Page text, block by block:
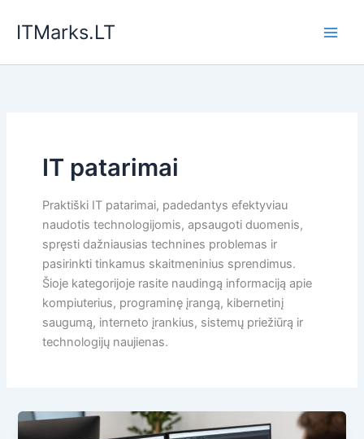
prieITMarks.LT
IT patarimai
Praktiški IT patarimai, padedantys efektyviau
naudotis technologijomis, apsaugoti duomenis,
spręsti dažniausias technines problemas ir
pasirinkti tinkamus skaitmeninius sprendimus.
Šioje kategorijoje rasite naudingą informaciją apie
kompiuterius, programinę įrangą, kibernetinį
saugumą, interneto įrankius, sistemų priežiūrą ir
technologijų naujienas.